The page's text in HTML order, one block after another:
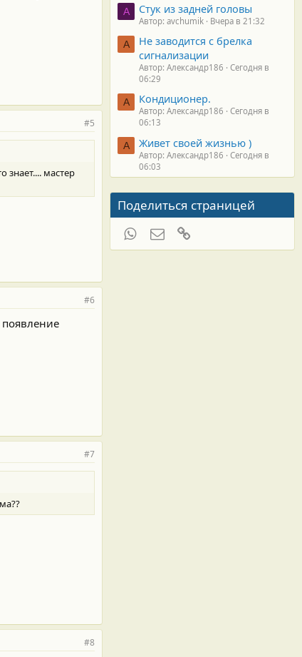
#5
знает.... мастер
#6
появление
#7
#8
A Стук из задней головы
Автор: avchumik Вчера в 21:32
А
Не заводится с брелка
сигнализации
Автор: Александр186
Сегодня в
06:29
А Кондиционер.
Автор: Александр186
Сегодня в
06:13
А Живет своей жизнью )
Автор: Александр186
Сегодня в
06:03
Поделиться страницей
WhatsAppЭлектронная почта